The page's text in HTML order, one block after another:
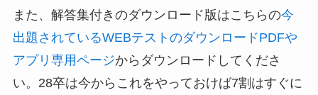
また、解答集付きのダウンロード版はこちらの今
出題されているWEBテストのダウンロードPDFや
アプリ専用ページからダウンロードしてくださ
い。28卒は今からこれをやっておけば7割はすぐに